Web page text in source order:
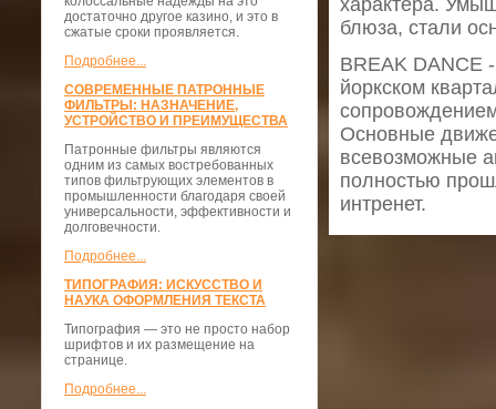
достаточно другое казино, и это в
сжатые сроки проявляется.
Подробнее...
СОВРЕМЕННЫЕ ПАТРОННЫЕ
ФИЛЬТРЫ: НАЗНАЧЕНИЕ,
УСТРОЙСТВО И ПРЕИМУЩЕСТВА
Патронные фильтры являются
одним из самых востребованных
типов фильтрующих элементов в
промышленности благодаря своей
универсальности, эффективности и
долговечности.
Подробнее...
ТИПОГРАФИЯ: ИСКУССТВО И
НАУКА ОФОРМЛЕНИЯ ТЕКСТА
Типография — это не просто набор
шрифтов и их размещение на
странице.
Подробнее...
характера.
блюза, стали
BREAK DANCE
йоркском
Основные
всевозможные
полностью
интренет.